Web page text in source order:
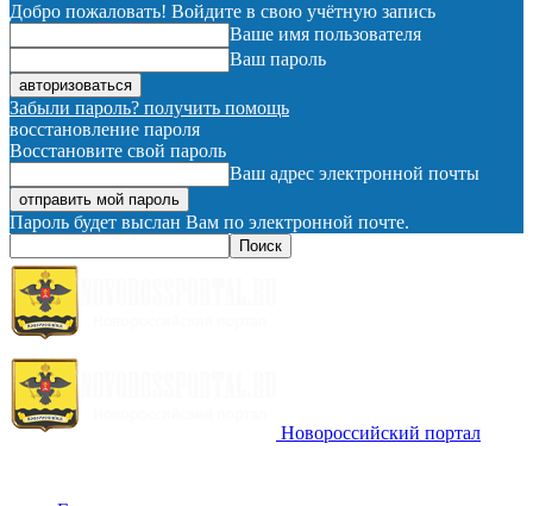
Добро пожаловать! Войдите в свою учётную запись
Ваше имя пользователя
Ваш пароль
Забыли пароль? получить помощь
восстановление пароля
Восстановите свой пароль
Ваш адрес электронной почты
Пароль будет выслан Вам по электронной почте.
Новороссийский портал